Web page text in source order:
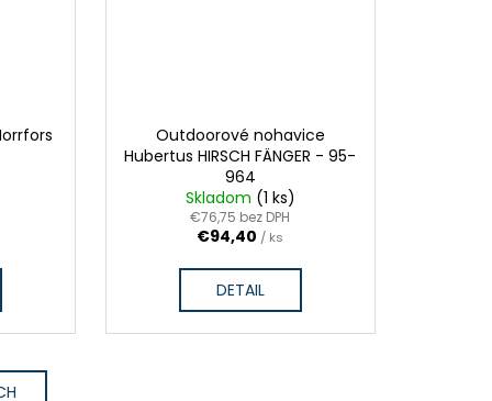
Outdoorové nohavice
Hubertus HIRSCH FÄNGER - 95-
964
Skladom (1 ks)
€76,75 bez DPH
€94,40 / ks
DETAIL